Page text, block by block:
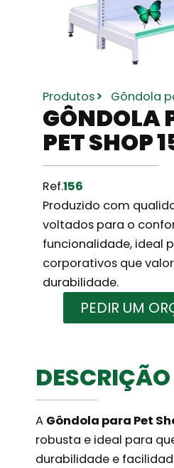
Produtos Gôndola
GÔNDOLA
PET SHOP
Ref.156
Produzido com
voltados para o
funcionalidade, ideal
corporativos que
durabilidade.
PEDIR UM
DESCRIÇÃO
A Gôndola para Pet
robusta e ideal para
durabilidade e